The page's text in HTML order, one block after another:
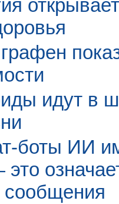
идут в
боты ИИ
сообщения